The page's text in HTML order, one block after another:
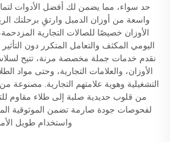
حد سواء، مما يضمن لك أفضل الأدوات
واسعة من أوزان الدمبل وارتقِ برحلتك
الأوزان خصيصًا للصالات التجارية
اليومي المكثف والتعامل المتكرر دون
نقدم خدمات جملة مخصصة مرنة، تتيح
الأوزان، والعلامات التجارية، وحتى مواد
التشغيلية وهوية علامتهم التجارية. مصنوعة
من قلوب حديدية صلبة إلى طلاء مقاوم
لفحوصات جودة صارمة تضمن الموثوقية
واستخدام طويل